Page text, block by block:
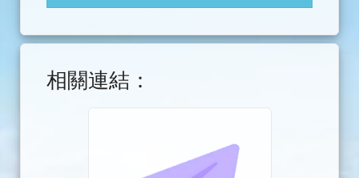
相關連結：